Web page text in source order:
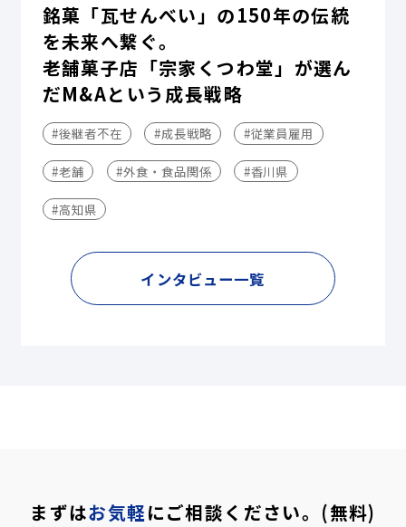
銘菓「瓦せんべい」の150年の伝統
を未来へ繋ぐ。
老舗菓子店「宗家くつわ堂」が選ん
だM&Aという成長戦略
#後継者不在 #成長戦略 #従業員雇用
#老舗 #外食・食品関係 #香川県
#高知県
インタビュー一覧
まずはお気軽にご相談ください。(無料)